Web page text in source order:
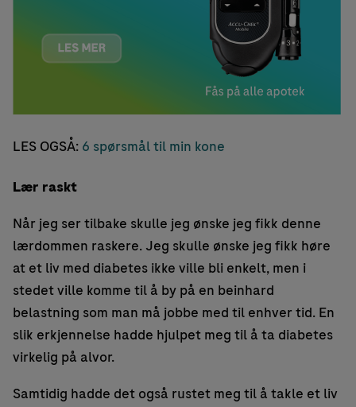
LES OGSÅ: 6 spørsmål til min kone
Lær raskt
Når jeg ser tilbake skulle jeg ønske jeg fikk denne
lærdommen raskere. Jeg skulle ønske jeg fikk høre
at et liv med diabetes ikke ville bli enkelt, men i
stedet ville komme til å by på en beinhard
belastning som man må jobbe med til enhver tid. En
slik erkjennelse hadde hjulpet meg til å ta diabetes
virkelig på alvor.
Samtidig hadde det også rustet meg til å takle et liv